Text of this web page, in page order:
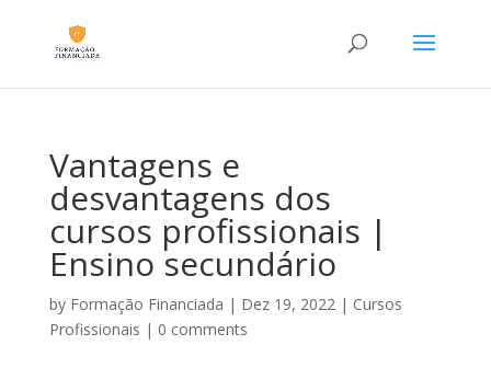
Vantagens e
desvantagens dos
cursos profissionais |
Ensino secundário
by Formação Financiada | Dez 19, 2022| Cursos
Profissionais | 0 comments